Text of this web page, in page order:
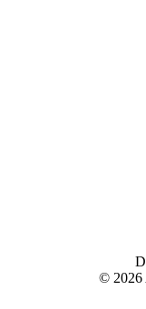
© 2026